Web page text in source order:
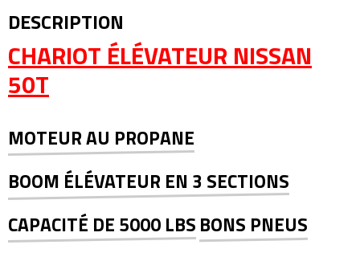
DESCRIPTION
CHARIOT ÉLÉVATEUR NISSAN
50T
MOTEUR AU PROPANE
BOOM ÉLÉVATEUR EN 3 SECTIONS
CAPACITÉ DE 5000 LBS BONS PNEUS